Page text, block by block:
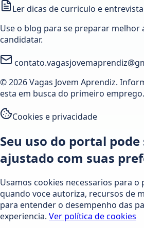
Ler dicas de curriculo e entrevista
Use o blog para se preparar melhor
candidatar.
© 2026 Vagas Jovem Aprendiz.
esta em busca do primeiro emprego.
Cookies e privacidade
Seu uso do portal
ajustado com suas
Usamos cookies necessarios para
quando voce autoriza, recursos de
para entender o desempenho das
experiencia. Ver política de cookies